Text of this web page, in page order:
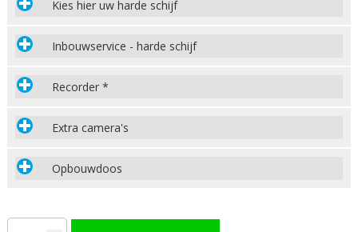
Kies hier uw harde schijf
Inbouwservice - harde schijf
Recorder *
Extra camera's
Opbouwdoos